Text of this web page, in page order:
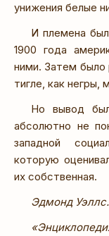
унижения белые
И племена
1900 года
ними. Затем было
тигле, как негры,
Но вывод
абсолютно не
западной
которую
их собственная.
Эдмонд Уэллс.